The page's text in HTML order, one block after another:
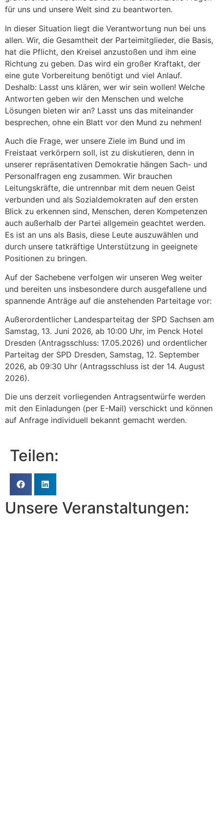
für uns und unsere Welt sind zu beantworten.
In dieser Situation liegt die Verantwortung nun bei uns
allen. Wir, die Gesamtheit der Parteimitglieder, die Basis,
hat die Pflicht, den Kreisel anzustoßen und ihm eine
Richtung zu geben. Das wird ein großer Kraftakt, der
eine gute Vorbereitung benötigt und viel Anlauf.
Deshalb: Lasst uns klären, wer wir sein wollen! Welche
Antworten geben wir den Menschen und welche
Lösungen bieten wir an? Lasst uns das miteinander
besprechen, ohne ein Blatt vor den Mund zu nehmen!
Auch die Frage, wer unsere Ziele im Bund und im
Freistaat verkörpern soll, ist zu diskutieren, denn in
unserer repräsentativen Demokratie hängen Sach- und
Personalfragen eng zusammen. Wir brauchen
Leitungskräfte, die untrennbar mit dem neuen Geist
verbunden und als Sozialdemokraten auf den ersten
Blick zu erkennen sind, Menschen, deren Kompetenzen
auch außerhalb der Partei allgemein geachtet werden.
Es ist an uns als Basis, diese Leute auszuwählen und
durch unsere tatkräftige Unterstützung in geeignete
Positionen zu bringen.
Auf der Sachebene verfolgen wir unseren Weg weiter
und bereiten uns insbesondere durch ausgefallene und
spannende Anträge auf die anstehenden Parteitage vor:
Außerordentlicher Landesparteitag der SPD Sachsen am
Samstag, 13. Juni 2026, ab 10:00 Uhr, im Penck Hotel
Dresden (Antragsschluss: 17.05.2026) und ordentlicher
Parteitag der SPD Dresden, Samstag, 12. September
2026, ab 09:30 Uhr (Antragsschluss ist der 14. August
2026).
Die uns derzeit vorliegenden Antragsentwürfe werden
mit den Einladungen (per E-Mail) verschickt und können
auf Anfrage individuell bekannt gemacht werden.
Teilen:
Unsere Veranstaltungen: